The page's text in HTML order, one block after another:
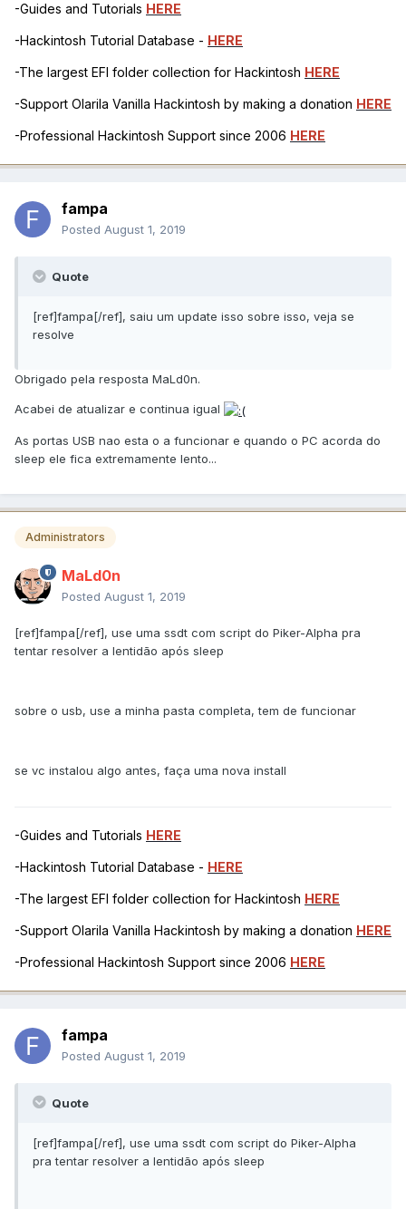
-Guides and Tutorials HERE
-Hackintosh Tutorial Database - HERE
-The largest EFI folder collection for Hackintosh HERE
-Support Olarila Vanilla Hackintosh by making a donation HERE
-Professional Hackintosh Support since 2006 HERE
fampa
Posted August 1, 2019
Quote
[ref]fampa[/ref], saiu um update isso sobre isso, veja se
resolve
Obrigado pela resposta MaLd0n.
Acabei de atualizar e continua igual
As portas USB nao esta o a funcionar e quando o PC acorda do
sleep ele fica extremamente lento...
Administrators
MaLd0n
Posted August 1, 2019
[ref]fampa[/ref], use uma ssdt com script do Piker-Alpha pra
tentar resolver a lentidão após sleep
sobre o usb, use a minha pasta completa, tem de funcionar
se vc instalou algo antes, faça uma nova install
-Guides and Tutorials HERE
-Hackintosh Tutorial Database - HERE
-The largest EFI folder collection for Hackintosh HERE
-Support Olarila Vanilla Hackintosh by making a donation HERE
-Professional Hackintosh Support since 2006 HERE
fampa
Posted August 1, 2019
Quote
[ref]fampa[/ref], use uma ssdt com script do Piker-Alpha
pra tentar resolver a lentidão após sleep